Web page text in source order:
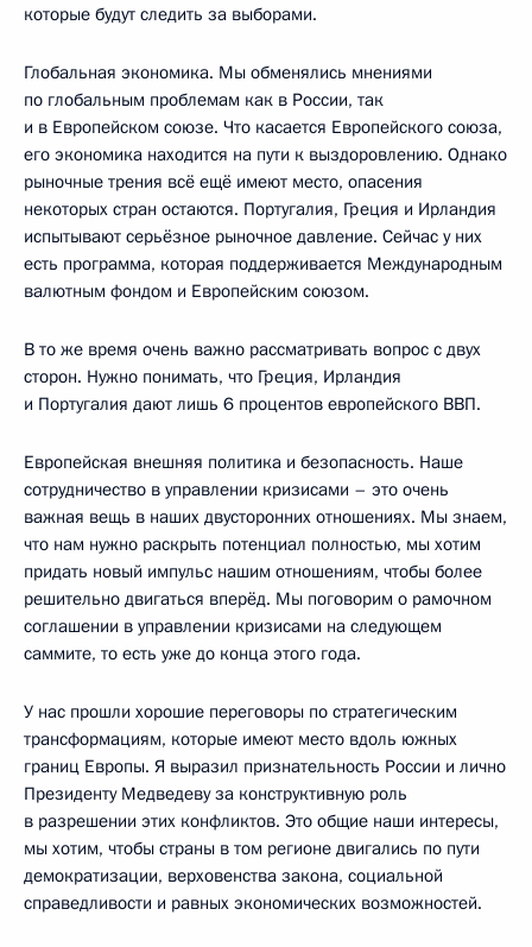
которые будут следить за выборами.
Глобальная экономика. Мы обменялись мнениями
по глобальным проблемам как в России, так
и в Европейском союзе. Что касается Европейского союза,
его экономика находится на пути к выздоровлению. Однако
рыночные трения всё ещё имеют место, опасения
некоторых стран остаются. Португалия, Греция и Ирландия
испытывают серьёзное рыночное давление. Сейчас у них
есть программа, которая поддерживается Международным
валютным фондом и Европейским союзом.
В то же время очень важно рассматривать вопрос с двух
сторон. Нужно понимать, что Греция, Ирландия
и Португалия дают лишь 6 процентов европейского ВВП.
Европейская внешняя политика и безопасность. Наше
сотрудничество в управлении кризисами – это очень
важная вещь в наших двусторонних отношениях. Мы знаем,
что нам нужно раскрыть потенциал полностью, мы хотим
придать новый импульс нашим отношениям, чтобы более
решительно двигаться вперёд. Мы поговорим о рамочном
соглашении в управлении кризисами на следующем
саммите, то есть уже до конца этого года.
У нас прошли хорошие переговоры по стратегическим
трансформациям, которые имеют место вдоль южных
границ Европы. Я выразил признательность России и лично
Президенту Медведеву за конструктивную роль
в разрешении этих конфликтов. Это общие наши интересы,
мы хотим, чтобы страны в том регионе двигались по пути
демократизации, верховенства закона, социальной
справедливости и равных экономических возможностей.